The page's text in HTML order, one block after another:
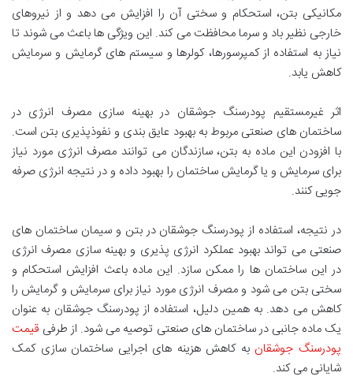
مکانیکی بتن، استحکام و سختی آن را افزایش می دهد و از نیروهای
خارجی نظیر باد و سرما محافظت می کند. این ویژگی ها باعث می شوند تا
نیاز به استفاده از کمپرسورها، کولرها و سیستم های گرمایش و سرمایش
کاهش یابد.
اثر غیرمستقیم پودرسنگ جوشقان در بهینه سازی مصرف انرژی در
ساختمان های صنعتی مربوط به بهبود عایق بندی و نفوذپذیری بتن است.
با افزودن این ماده به بتن، سازندگان می توانند مصرف انرژی مورد نیاز
برای سرمایش و یا گرمایش ساختمان را بهبود داده و در نتیجه انرژی صرفه
جویی کنند.
در نتیجه، استفاده از پودرسنگ جوشقان در بتن و سیمان ساختمان های
صنعتی می تواند بهبود عملکرد انرژی پذیری و بهینه سازی مصرف انرژی
در این ساختمان ها را ممکن سازد. این ماده باعث افزایش استحکام و
سختی بتن می شود و مصرف انرژی مورد نیاز برای سرمایش و گرمایش را
کاهش می دهد. به همین دلیل، استفاده از پودرسنگ جوشقان به عنوان
یک ماده جانبی در ساختمان های صنعتی توصیه می شود. از طرفی قیمت
پودرسنگ جوشقان به کاهش هزینه های اجرایی ساختمان سازی کمک
شایانی می کند.